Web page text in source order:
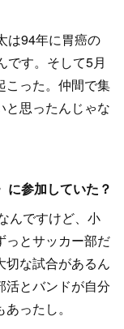
は94年に胃癌の
です。そして5月
こった。仲間で集
と思ったんじゃな
に参加していた？
んですけど、小
っとサッカー部だ
切な試合があるん
活とバンドが自分
ったし。